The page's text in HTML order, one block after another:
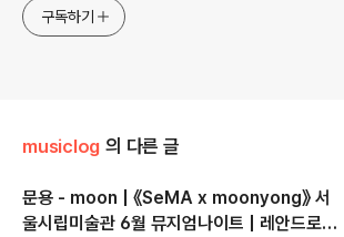
구독하기
musiclog 의 다른 글
문용 - moon | 《SeMA x moonyong》 서
울시립미술관 6월 뮤지엄나이트 | 레안드로